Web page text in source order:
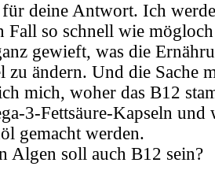
deine Antwort. Ich
Fall so schnell wie
gewieft, was die
zu ändern. Und die Sache
mich, woher das B12
3-Fettsäure-Kapseln und
gemacht werden.
Algen soll auch B12 sein?